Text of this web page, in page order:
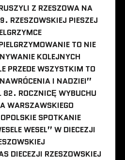
Z RZESZOWA NA
RZESZOWSKIEJ PIESZEJ
TO NIE
KOLEJNYCH
PRZEDE WSZYSTKIM TO
I NADZIEI”
82. ROCZNICĘ WYBUCHU
WARSZAWSKIEGO
SPOTKANIE
WESEL” W DIECEZJI
DIECEZJI RZESZOWSKIEJ